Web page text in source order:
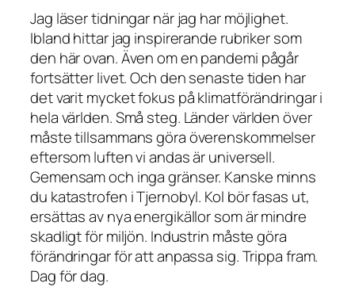
Jag läser tidningar när jag har möjlighet.
Ibland hittar jag inspirerande rubriker som
den här ovan. Även om en pandemi pågår
fortsätter livet. Och den senaste tiden har
det varit mycket fokus på klimatförändringar i
hela världen. Små steg. Länder världen över
måste tillsammans göra överenskommelser
eftersom luften vi andas är universell.
Gemensam och inga gränser. Kanske minns
du katastrofen i Tjernobyl. Kol bör fasas ut,
ersättas av nya energikällor som är mindre
skadligt för miljön. Industrin måste göra
förändringar för att anpassa sig. Trippa fram.
Dag för dag.